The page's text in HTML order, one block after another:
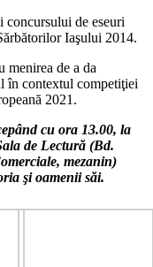
concursului de eseuri
Iaşului 2014.
menirea de a da
în contextul competiţiei
2021.
cu ora 13.00, la
de Lectură (Bd.
mezanin)
şi oamenii săi.